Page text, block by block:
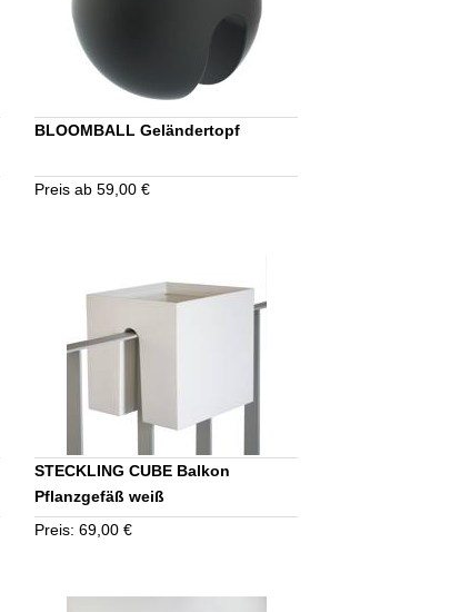
BLOOMBALL Geländertopf
Preis ab 59,00 €
STECKLING CUBE Balkon
Pflanzgefäß weiß
Preis: 69,00 €